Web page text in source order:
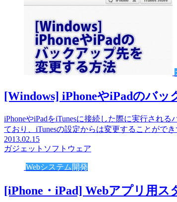
[Windows] iPhoneやiPadのバ
iPhoneやiPadをiTunesに接続した際に実行され
ており、iTunesの設定からは変更することがで
2013.02.15
ガジェット ソフトウェア
Webシステム開発
[iPhone・iPad] Webアプリ用